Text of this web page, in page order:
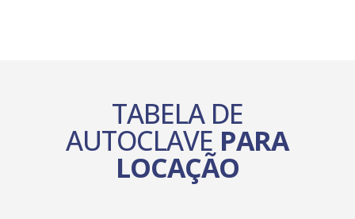
TABELA DE
AUTOCLAVE PARA
LOCAÇÃO